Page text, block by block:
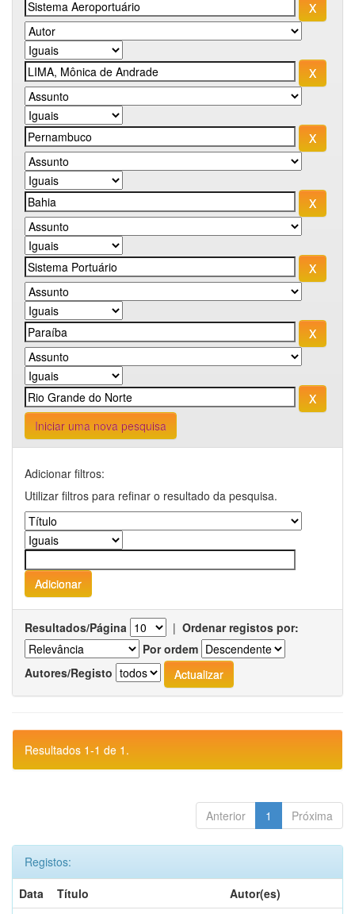
Iniciar uma nova pesquisa
Adicionar filtros:
Utilizar filtros para refinar o resultado da pesquisa.
Resultados/Página | Ordenar registos por:
Por ordem
Autores/Registo
Resultados 1-1 de 1.
Anterior 1 Próxima
Registos:
Data
Título
Autor(es)